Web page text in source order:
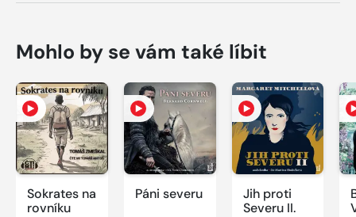
Mohlo by se vám také líbit
Sokrates na
rovníku
Páni severu
Jih proti
Severu II.